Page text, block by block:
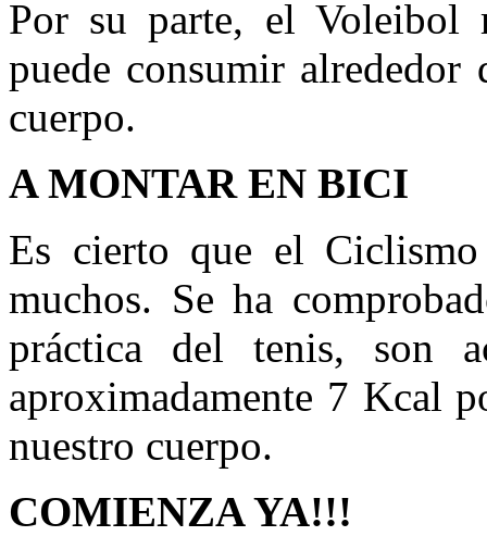
Por su parte, el Voleibol
puede consumir
cuerpo.
A MONTAR EN BICI
Es cierto que el
muchos. Se ha
práctica del tenis, son
aproximadamente 7 Kcal
nuestro cuerpo.
COMIENZA YA!!!